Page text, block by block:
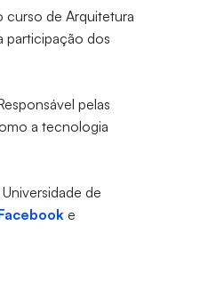
de Arquitetura
participação dos
pelas
a tecnologia
de
e